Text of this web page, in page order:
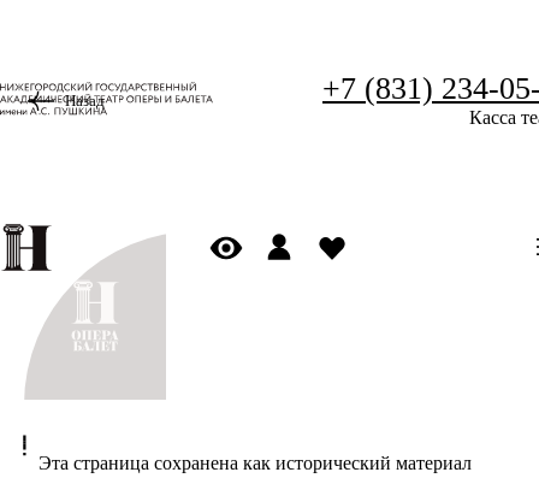
+7 (831) 234-
Касса
Назад
Эта страница сохранена как исторический материал